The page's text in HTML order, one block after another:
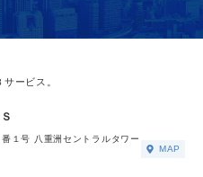
ービス。
１号 八重洲セントラルタワー
MAP